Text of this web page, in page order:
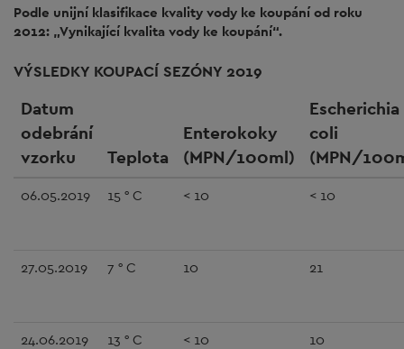
Podle unijní klasifikace kvality vody ke koupání od roku
2012: „Vynikající kvalita vody ke koupání“.
VÝSLEDKY KOUPACÍ SEZÓNY 2019
Datum
odebrání
vzorku
Teplota
Enterokoky
(MPN/100ml)
Escherichia
coli
(MPN/
06.05.2019 15 ° C < 10 < 10
27.05.2019 7 ° C 10 21
24.06.2019 13 ° C < 10 10